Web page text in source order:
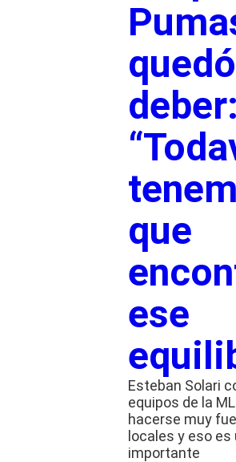
deber:
que
ese
Esteban Solari
equipos de la
hacerse muy
locales y eso es
importante